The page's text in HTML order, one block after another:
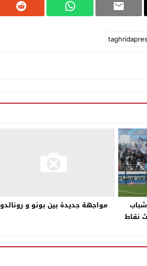
نقاط
مواجهة جديدة بين بونو و رونالدو